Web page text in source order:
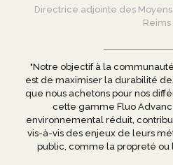
Directrice adjointe des
Reims
"Notre objectif à la
est de maximiser la durabilité
que nous achetons pour nos
cette gamme Fluo
environnemental réduit,
vis-à-vis des enjeux de leurs
public, comme la propreté ou